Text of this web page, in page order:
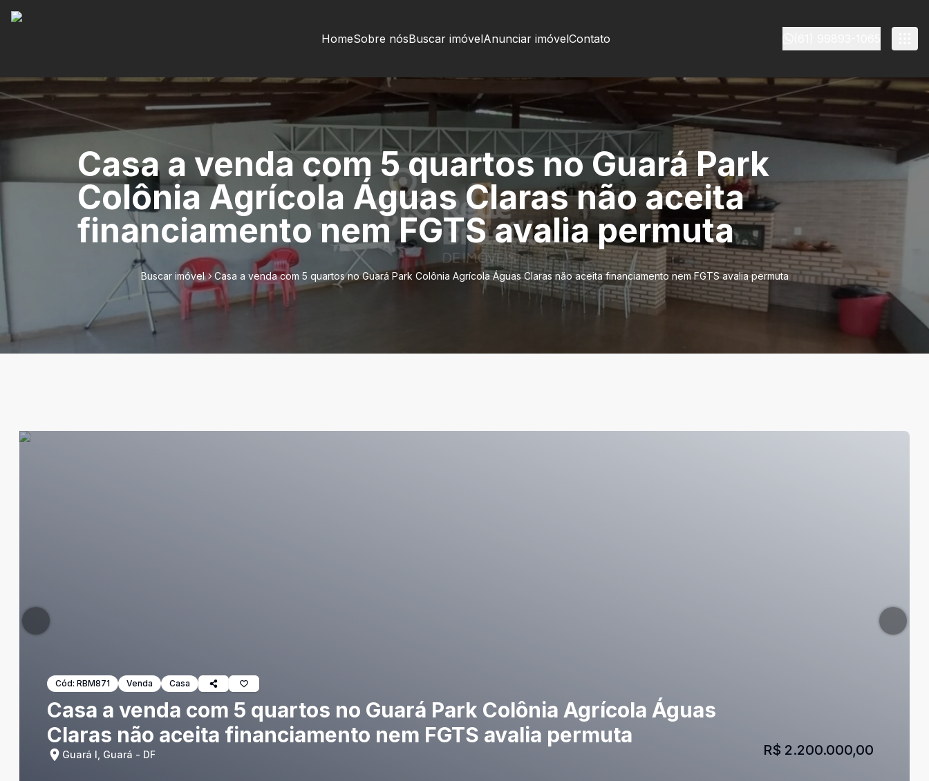
HomeSobre nósBuscar imóvelAnunciar imóvelContato
Casa a venda com 5 quartos no Guará Park
Colônia Agrícola Águas Claras não aceita
financiamento nem FGTS avalia permuta
Buscar imóvel Casa a venda com 5 quartos no Guará Park Colônia Agrícola Águas Claras não aceita financiamento nem FGTS avalia permuta
Cód: RBM871 Venda Casa
Casa a venda com 5 quartos no Guará Park Colônia Agrícola Águas
Claras não aceita financiamento nem FGTS avalia permuta
Guará I, Guará - DF R$ 2.200.000,00